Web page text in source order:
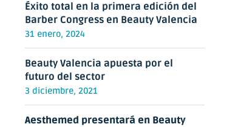
Éxito total en la primera edición del
Barber Congress en Beauty Valencia
31 enero, 2024
Beauty Valencia apuesta por el
futuro del sector
3 diciembre, 2021
Aesthemed presentará en Beauty